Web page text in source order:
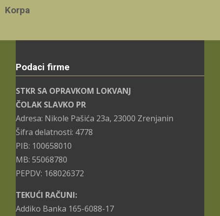
Korpa
Podaci firme
STKR SA OPRAVKOM LOKVANJ
ČOLAK SLAVKO PR
Adresa: Nikole Pašića 23a, 23000 Zrenjanin
Šifra delatnosti: 4778
PIB: 100658010
MB: 55068780
PEPDV: 168026372
TEKUĆI RAČUNI:
Addiko Banka 165-6088-17